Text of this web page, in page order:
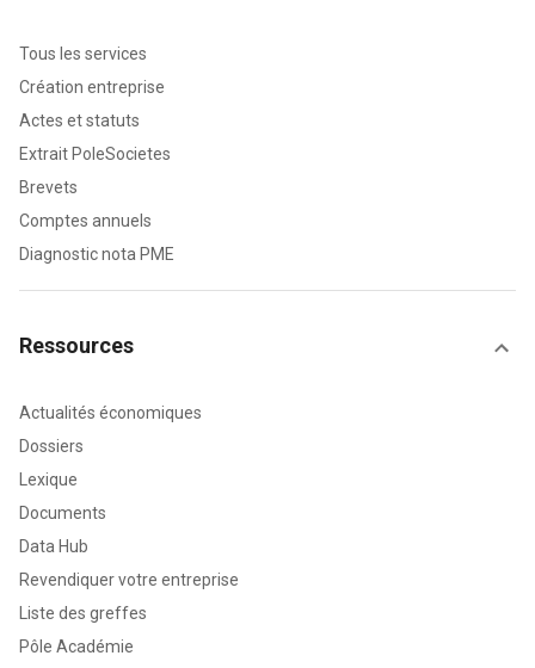
Tous les services
Création entreprise
Actes et statuts
Extrait PoleSocietes
Brevets
Comptes annuels
Diagnostic nota PME
Ressources
Actualités économiques
Dossiers
Lexique
Documents
Data Hub
Revendiquer votre entreprise
Liste des greffes
Pôle Académie